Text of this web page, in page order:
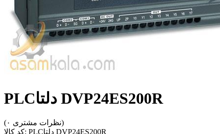
PLCدلتا DVP24ES200R
(۰ نظرات مشتری)
کد کالا:
PLCدلتا DVP24ES200R